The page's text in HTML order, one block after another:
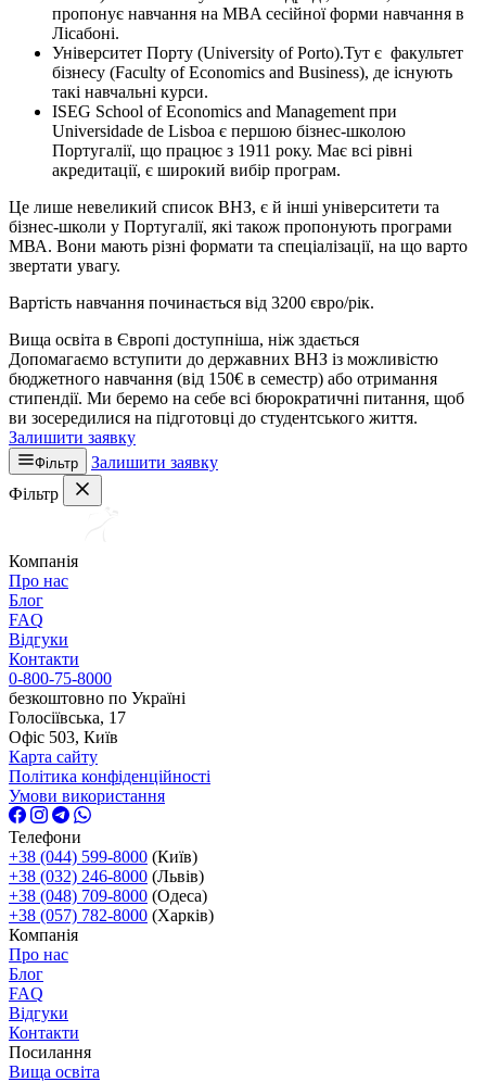
пропонує навчання на MBA сесійної форми навчання в
Лісабоні.
Університет Порту (University of Porto).Тут є факультет
бізнесу (Faculty of Economics and Business), де існують
такі навчальні курси.
ISEG School of Economics and Management при
Universidade de Lisboa є першою бізнес-школою
Португалії, що працює з 1911 року. Має всі рівні
акредитації, є широкий вибір програм.
Це лише невеликий список ВНЗ, є й інші університети та
бізнес-школи у Португалії, які також пропонують програми
МВА. Вони мають різні формати та спеціалізації, на що варто
звертати увагу.
Вартість навчання починається від 3200 євро/рік.
Вища освіта в Європі доступніша, ніж здається
Допомагаємо вступити до державних ВНЗ із можливістю
бюджетного навчання (від 150€ в семестр) або отримання
стипендії. Ми беремо на себе всі бюрократичні питання, щоб
ви зосередилися на підготовці до студентського життя.
Залишити заявку
Фільтр
Залишити заявку
Фільтр
Компанія
Про нас
Блог
FAQ
Відгуки
Контакти
0-800-75-8000
безкоштовно по Україні
Голосіївська, 17
Офіс 503, Київ
Карта сайту
Політика конфіденційності
Умови використання
Телефони
+38 (044) 599-8000 (Київ)
+38 (032) 246-8000 (Львів)
+38 (048) 709-8000 (Одеса)
+38 (057) 782-8000 (Харків)
Компанія
Про нас
Блог
FAQ
Відгуки
Контакти
Посилання
Вища освіта